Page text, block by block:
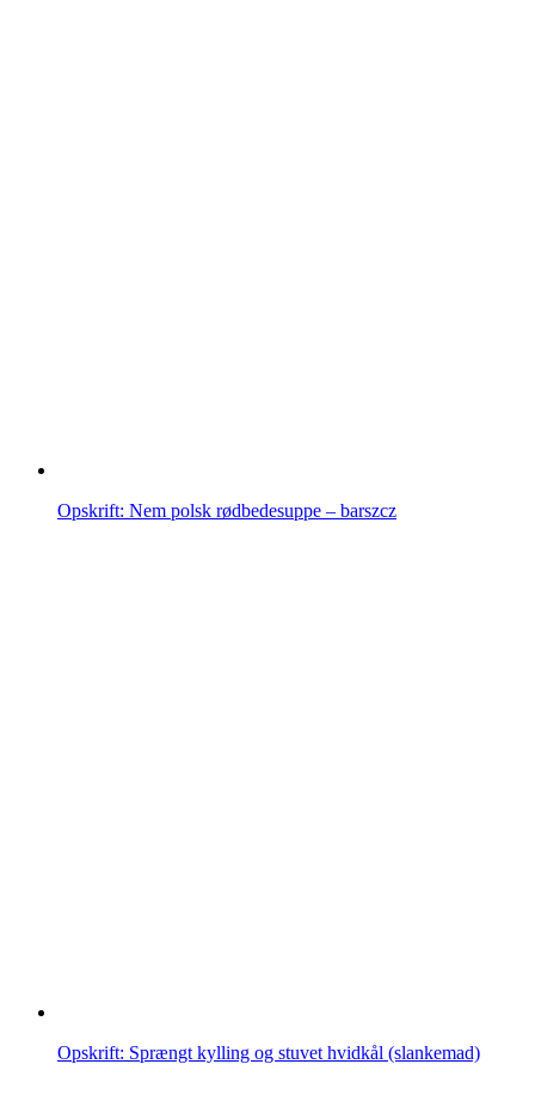
Opskrift: Nem polsk rødbedesuppe – barszcz
Opskrift: Sprængt kylling og stuvet hvidkål (slankemad)